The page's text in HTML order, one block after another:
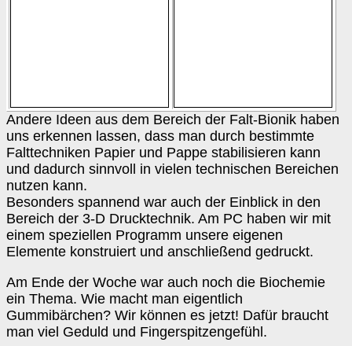
Andere Ideen aus dem Bereich der Falt-Bionik haben
uns erkennen lassen, dass man durch bestimmte
Falttechniken Papier und Pappe stabilisieren kann
und dadurch sinnvoll in vielen technischen Bereichen
nutzen kann.
Besonders spannend war auch der Einblick in den
Bereich der 3-D Drucktechnik. Am PC haben wir mit
einem speziellen Programm unsere eigenen
Elemente konstruiert und anschließend gedruckt.
Am Ende der Woche war auch noch die Biochemie
ein Thema. Wie macht man eigentlich
Gummibärchen? Wir können es jetzt! Dafür braucht
man viel Geduld und Fingerspitzengefühl.